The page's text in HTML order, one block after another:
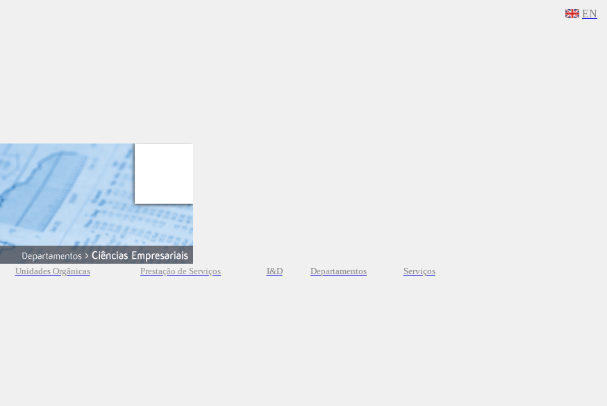
EN
Unidades Orgânicas Prestação de Serviços I&D Departamentos Serviços